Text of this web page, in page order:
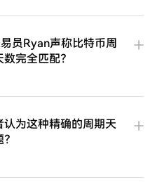
员Ryan声称比特币周
完全匹配？
认为这种精确的周期天